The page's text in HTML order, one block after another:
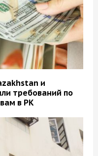
и
требований по
в РК